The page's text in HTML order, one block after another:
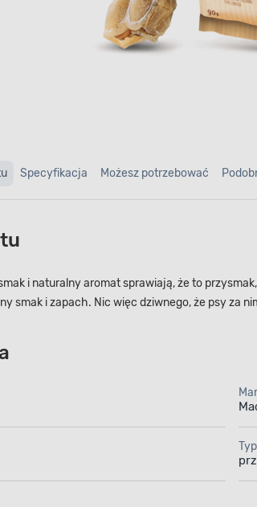
Specyfikacja Możesz potrzebować
i naturalny aromat sprawiają, że to
smak i zapach. Nic więc dziwnego, że psy za
Typ